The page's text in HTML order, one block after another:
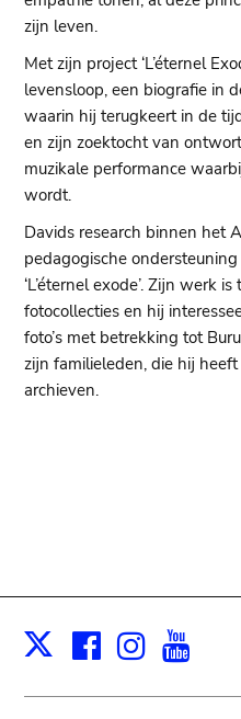
zijn leven.
Met zijn project ‘L’éternel
levensloop, een biografie in
waarin hij terugkeert in de
en zijn zoektocht van
muzikale performance
wordt.
Davids research binnen het
pedagogische
‘L’éternel exode’. Zijn werk
fotocollecties en hij
foto’s met betrekking tot
zijn familieleden, die hij
archieven.
X Facebook